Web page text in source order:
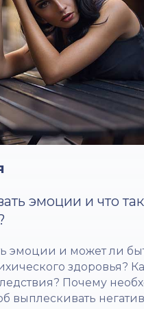
эмоции и что
эмоции и может ли
здоровья?
Почему
выплескивать